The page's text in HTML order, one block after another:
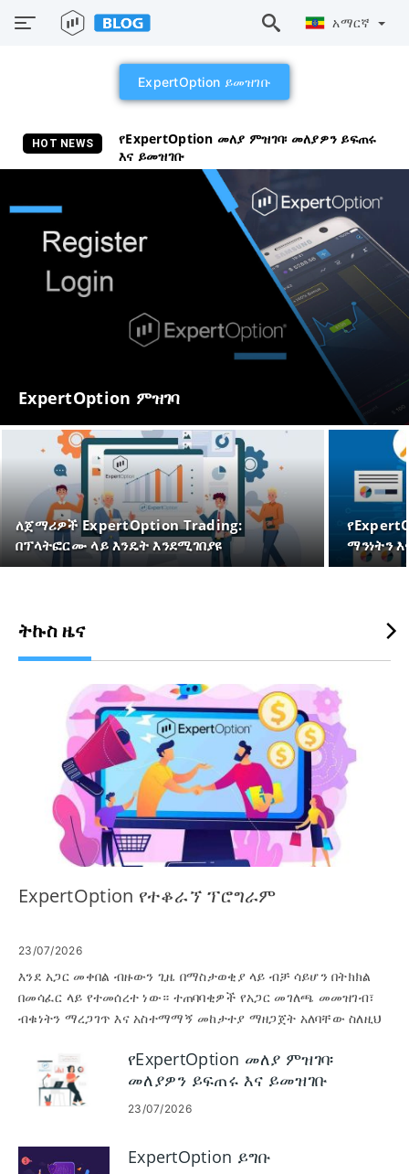
አማርኛ
ExpertOption ይመዝገቡ
HOT NEWS
የExpertOption መለያ ምዝገባ፡ መለያዎን ይፍጠሩ
እና ይመዝገቡ
ExpertOption ምዝገባ
ለጀማሪዎች ExpertOption Trading:
በፕላትፎርሙ ላይ እንዴት እንደሚገበያዩ
ማንነትን
ትኩስ ዜና
ExpertOption የተቆራኘ ፕሮግራም
23/07/2026
እንደ አጋር መቀበል ብዙውን ጊዜ በማስታወቂያ ላይ ብቻ ሳይሆን በትክክል
በመሳፈር ላይ የተመሰረተ ነው። ተጠባባቂዎች የአጋር መገለጫ መመዝገብ፣
ብቁነትን ማረጋገጥ እና አስተማማኝ መከታተያ ማዘጋጀት አለባቸው ስለዚህ
ማለት፣ የተከለከሉ የማስታወቂያ ጣቢያዎችን መጠቀም ወይም ሪፈራል
አገናኞችን አለመሞከር በጣም የተለመዱት ማጽደቂያዎች እና ክፍያዎች
የሚዘገዩ ናቸው። ይህ መመሪያ የExpertOptionን የተቆራኘ ፕሮግራም
ማዋቀር፣ ማረጋገጫ ማስገባት፣ የመከታተያ አገናኞችን መፍጠር፣
የማስተዋወቂያ ንብረቶችን ማግኘት እና የክፍያ አማራጮችን መምረጥ።
የExpertOption መለያ ምዝገባ፡
መለያዎን ይፍጠሩ እና ይመዝገቡ
23/07/2026
ExpertOption ይግቡ